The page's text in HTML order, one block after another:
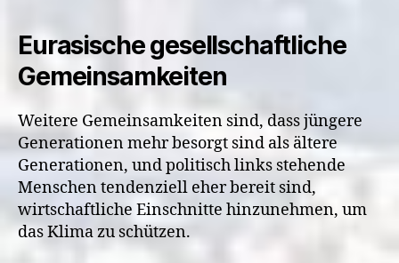
Eurasische gesellschaftliche
Gemeinsamkeiten
Weitere Gemeinsamkeiten sind, dass jüngere
Generationen mehr besorgt sind als ältere
Generationen, und politisch links stehende
Menschen tendenziell eher bereit sind,
wirtschaftliche Einschnitte hinzunehmen, um
das Klima zu schützen.